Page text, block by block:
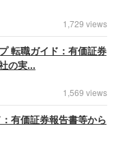
1,729 views
転職ガイド：有価証券
の実...
1,569 views
有価証券報告書等から